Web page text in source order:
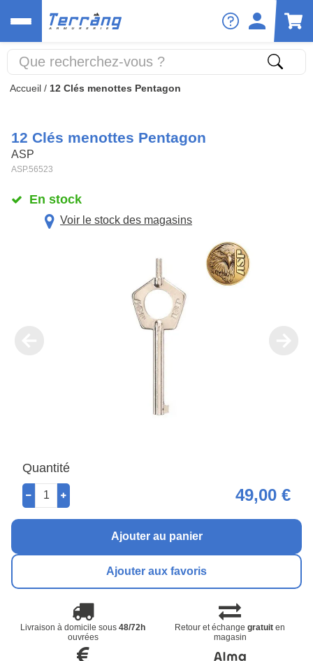
Accueil / 12 Clés menottes Pentagon
12 Clés menottes Pentagon
ASP
ASP.56523
En stock
Voir le stock des magasins
Quantité
49,00 €
Ajouter au panier
Ajouter aux favoris
Livraison à domicile sous48/72h
ouvrées
Retour et échangegratuit en
magasin